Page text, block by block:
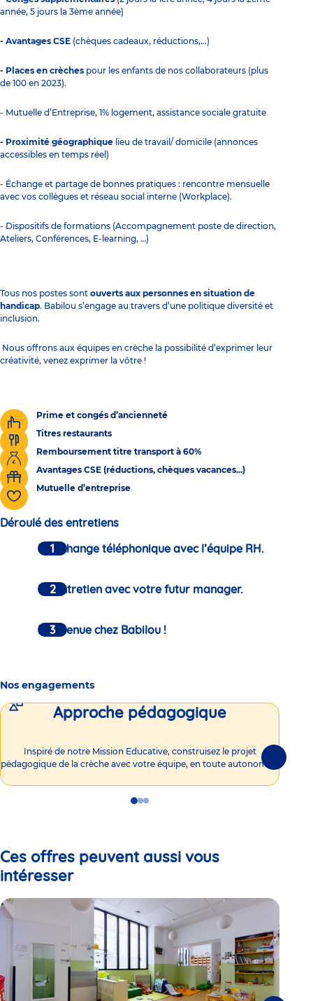
année, 5 jours la 3ème année)
- Avantages CSE (chèques cadeaux, réductions,...)
- Places en crèches pour les enfants de nos collaborateurs (plus
de 100 en 2023).
- Mutuelle d’Entreprise, 1% logement, assistance sociale gratuite
- Proximité géographique lieu de travail/ domicile (annonces
accessibles en temps réel)
- Échange et partage de bonnes pratiques : rencontre mensuelle
avec vos collègues et réseau social interne (Workplace).
- Dispositifs de formations (Accompagnement poste de direction,
Ateliers, Conférences, E-learning, …)
Tous nos postes sont ouverts aux personnes en situation de
handicap. Babilou s’engage au travers d’une politique diversité et
inclusion.
Nous offrons aux équipes en crèche la possibilité d’exprimer leur
créativité, venez exprimer la vôtre !
Prime et congés d’ancienneté
Titres restaurants
Remboursement titre transport à 60%
Avantages CSE (réductions, chèques vacances...)
Mutuelle d’entreprise
Déroulé des entretiens
Un échange téléphonique avec l’équipe RH.
Un entretien avec votre futur manager.
Bienvenue chez Babilou !
Nos engagements
Approche pédagogique
Inspiré de notre Mission Educative, construisez le projet
pédagogique de la crèche avec votre équipe, en toute autonomie !
GoGoGo
Ces offres peuvent aussi vous
intéresser